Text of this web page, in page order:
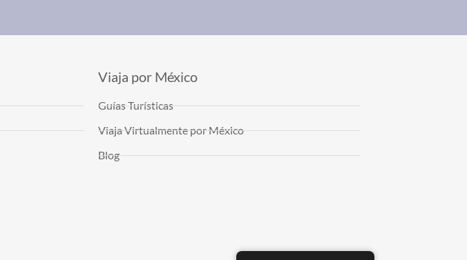
Viaja por México
Guías Turísticas
Viaja Virtualmente por México
Blog